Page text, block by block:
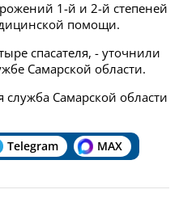
1-й и 2-й степеней
помощи.
спасателя, - уточнили
Самарской области.
служба Самарской области
Telegram MAX